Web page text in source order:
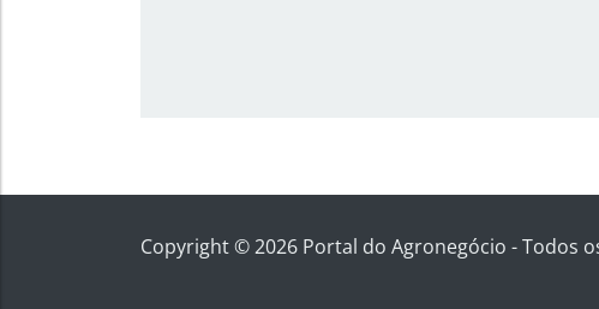
Copyright © 2026 Portal do Agronegócio - Todos